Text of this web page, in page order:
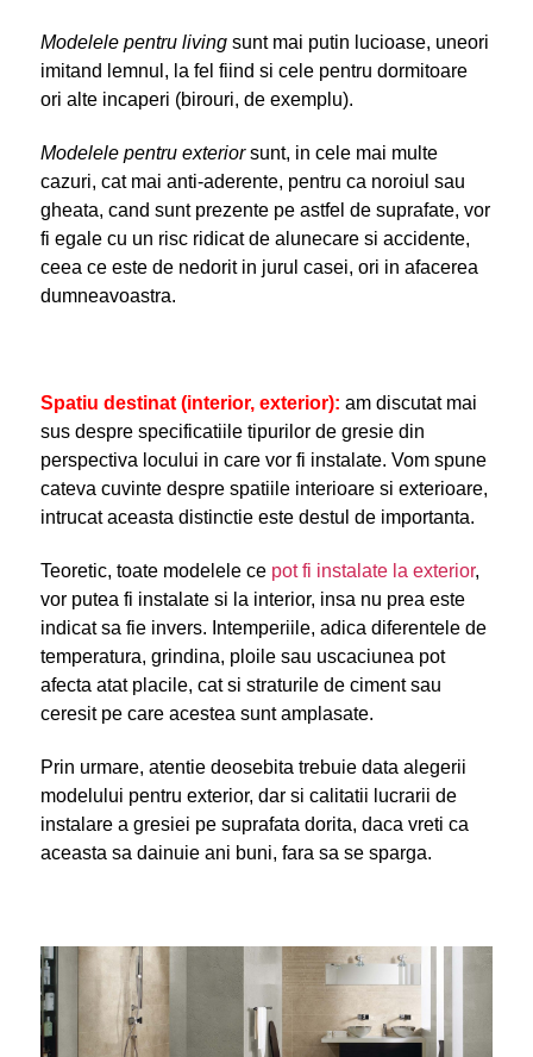
Modelele pentru livingsunt mai putin lucioase, uneori
imitand lemnul, la fel fiind si cele pentru dormitoare
ori alte incaperi (birouri, de exemplu).
Modelele pentru exteriorsunt, in cele mai multe
cazuri, cat mai anti-aderente, pentru ca noroiul sau
gheata, cand sunt prezente pe astfel de suprafate, vor
fi egale cu un risc ridicat de alunecare si accidente,
ceea ce este de nedorit in jurul casei, ori in afacerea
dumneavoastra.
Spatiu destinat (interior, exterior): am discutat mai
sus despre specificatiile tipurilor de gresie din
perspectiva locului in care vor fi instalate. Vom spune
cateva cuvinte despre spatiile interioare si exterioare,
intrucat aceasta distinctie este destul de importanta.
Teoretic, toate modelele ce pot fi instalate la exterior,
vor putea fi instalate si la interior, insa nu prea este
indicat sa fie invers. Intemperiile, adica diferentele de
temperatura, grindina, ploile sau uscaciunea pot
afecta atat placile, cat si straturile de ciment sau
ceresit pe care acestea sunt amplasate.
Prin urmare, atentie deosebita trebuie data alegerii
modelului pentru exterior, dar si calitatii lucrarii de
instalare a gresiei pe suprafata dorita, daca vreti ca
aceasta sa dainuie ani buni, fara sa se sparga.